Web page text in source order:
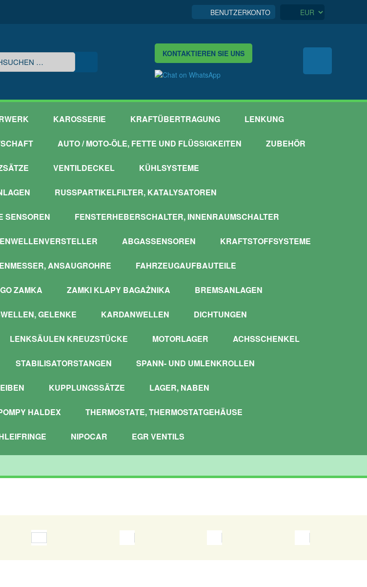
BENUTZERKONTO
KONTAKTIEREN SIE UNS
KAROSSERIE KRAFTÜBERTRAGUNG LENKUNG
AUTO / MOTO-ÖLE, FETTE UND FLÜSSIGKEITEN ZUBEHÖR
VENTILDECKEL KÜHLSYSTEME
RUSSPARTIKELFILTER, KATALYSATOREN
SENSOREN FENSTERHEBERSCHALTER, INNENRAUMSCHALTER
ABGASSENSOREN KRAFTSTOFFSYSTEME
ANSAUGROHRE FAHRZEUGAUFBAUTEILE
ZAMKA ZAMKI KLAPY BAGAŻNIKA BREMSANLAGEN
GELENKE KARDANWELLEN DICHTUNGEN
LENKSÄULEN KREUZSTÜCKE MOTORLAGER ACHSSCHENKEL
STABILISATORSTANGEN SPANN- UND UMLENKROLLEN
KUPPLUNGSSÄTZE LAGER, NABEN
HALDEX THERMOSTATE, THERMOSTATGEHÄUSE
NIPOCAR EGR VENTILS